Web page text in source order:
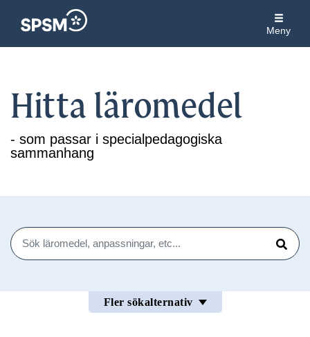
Meny
Hitta läromedel
- som passar i specialpedagogiska
sammanhang
Sök
Sök
Fler sökalternativ